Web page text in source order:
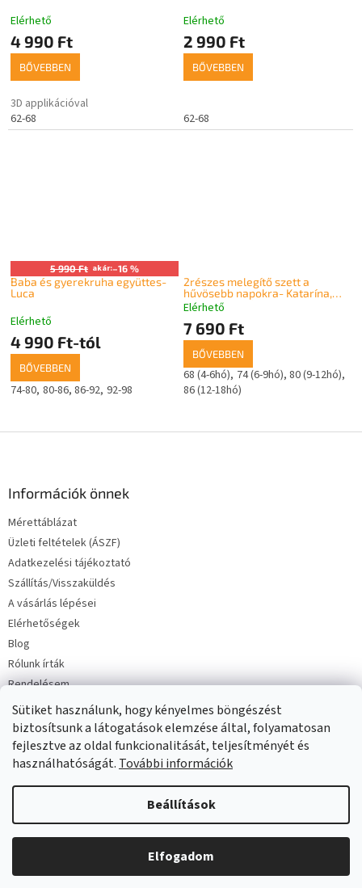
Sütiket használunk, hogy kényelmes böngészést
biztosítsunk a látogatások elemzése által, folyamatosan
fejlesztve az oldal funkcionalitását, teljesítményét és
használhatóságát. További információk
Beállítások
Elfogadom
Elérhető
4 990 Ft
BŐVEBBEN
3D applikációval
62-68
Elérhető
2 990 Ft
BŐVEBBEN
62-68
5 990 Ft akár:–16 %
Baba és gyerekruha együttes-
Luca
Elérhető
4 990 Ft-tól
BŐVEBBEN
74-80 80-86 86-92 92-98
2részes melegítő szett a
hűvösebb napokra- Katarína,
lilás-rózsaszín
A
termék
átlagos
értékelése
5-
ből
Elérhető
7 690 Ft
BŐVEBBEN
68 (4-6hó) 74 (6-9hó) 80 (9-12hó)
86 (12-18hó)
Információk önnek
Mérettáblázat
Üzleti feltételek (ÁSZF)
Adatkezelési tájékoztató
Szállítás/Visszaküldés
A vásárlás lépései
Elérhetőségek
Blog
Rólunk írták
Rendelésem
Copyright 2026Milinko baba és gyermekruha. Minden jog
fenntartva.